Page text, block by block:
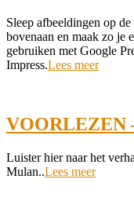
2021-
06-
30
Sleep afbeeldingen op
bovenaan en maak zo je
gebruiken met Google
Impress.Lees meer
VOORLEZEN
2021-
06-
Luister hier naar het
Mulan..Lees meer